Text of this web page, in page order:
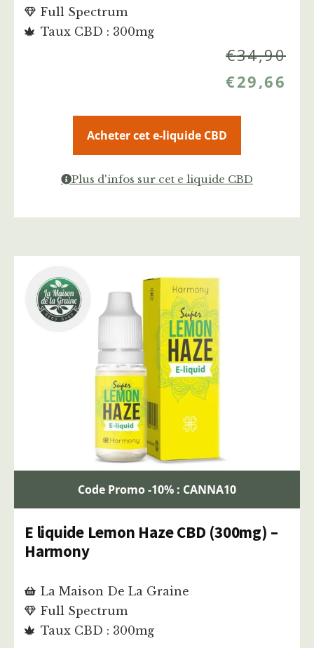
Full Spectrum
Taux CBD : 300mg
€34,90
€29,66
Acheter cet e-liquide CBD
Plus d'infos sur cet e liquide CBD
Code Promo -10% : CANNA10
E liquide Lemon Haze CBD (300mg) –
Harmony
La Maison De La Graine
Full Spectrum
Taux CBD : 300mg